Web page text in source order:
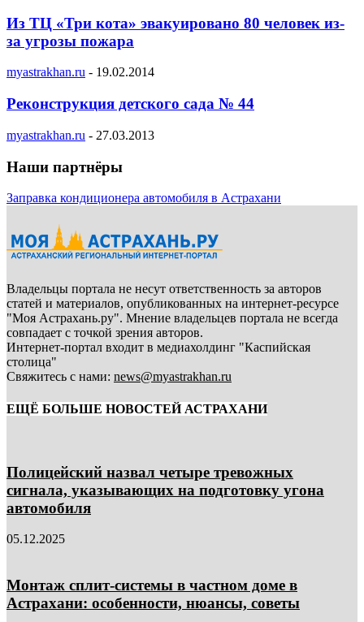
Из ТЦ «Три кота» эвакуировано 80 человек из-
за угрозы пожара
myastrakhan.ru - 19.02.2014
Реконструкция детского сада № 44
myastrakhan.ru - 27.03.2013
Наши партнёры
Заправка кондиционера автомобиля в Астрахани
Владельцы портала не несут ответственность за авторов
статей и материалов, опубликованных на интернет-ресурсе
"Моя Астрахань.ру". Мнение владельцев портала не всегда
совпадает с точкой зрения авторов.
Интернет-портал входит в медиахолдинг "Каспийская
столица"
Свяжитесь с нами: news@myastrakhan.ru
ЕЩЁ БОЛЬШЕ НОВОСТЕЙ АСТРАХАНИ
Полицейский назвал четыре тревожных
сигнала, указывающих на подготовку угона
автомобиля
05.12.2025
Монтаж сплит-системы в частном доме в
Астрахани: особенности, нюансы, советы